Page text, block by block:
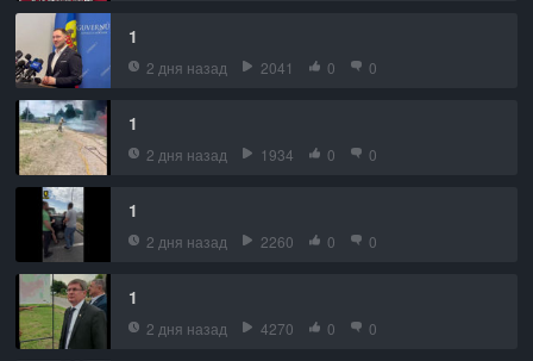
1
2 дня назад 2041 0 0
1
2 дня назад 1934 0 0
1
2 дня назад 2260 0 0
1
2 дня назад 4270 0 0